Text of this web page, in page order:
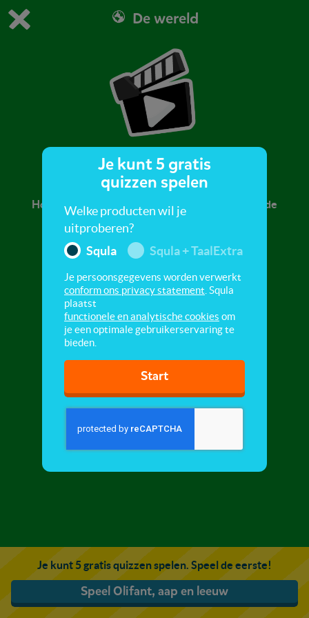
Dit is de gratis demo van Squla.
Bestel nu
De wereld
Olifant, aap en leeuw
Hou jij van de olifant? Of vind je de aap leuk? Of de
leeuw? Kijk dit filmpje!
Je kunt 5 gratis quizzen spelen. Speel de eerste!
Speel Olifant, aap en leeuw
Je kunt 5 gratis
quizzen spelen
Welke producten wil je
uitproberen?
Squla
Squla + TaalExtra
Je persoonsgegevens worden verwerkt
conform ons privacy statement . Squla
plaatst
functionele en analytische cookies om
je een optimale gebruikerservaring te
bieden.
Start